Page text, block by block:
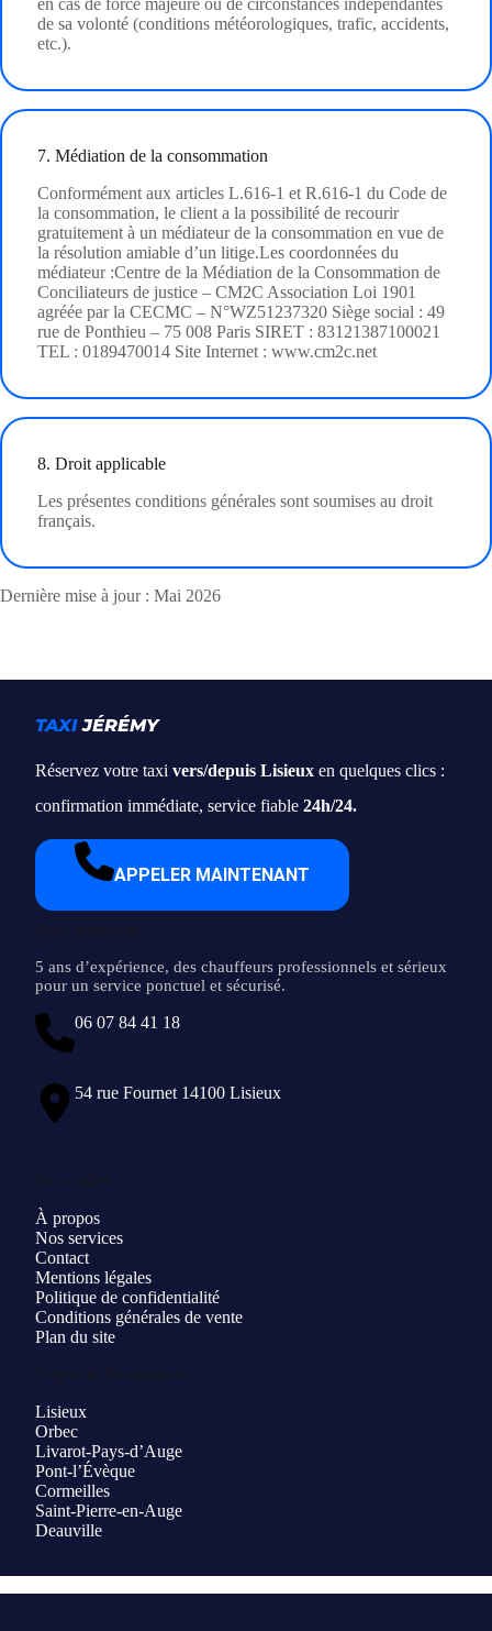
en cas de force majeure ou de circonstances indépendantes
de sa volonté (conditions météorologiques, trafic, accidents,
etc.).
7. Médiation de la consommation
Conformément aux articles L.616-1 et R.616-1 du Code de
la consommation, le client a la possibilité de recourir
gratuitement à un médiateur de la consommation en vue de
la résolution amiable d’un litige.Les coordonnées du
médiateur :Centre de la Médiation de la Consommation de
Conciliateurs de justice – CM2C Association Loi 1901
agréée par la CECMC – N°WZ51237320 Siège social : 49
rue de Ponthieu – 75 008 Paris SIRET : 83121387100021
TEL : 0189470014 Site Internet : www.cm2c.net
8. Droit applicable
Les présentes conditions générales sont soumises au droit
français.
Dernière mise à jour : Mai 2026
TAXIJÉRÉMY
Réservez votre taxi vers/depuis Lisieux en quelques clics :
confirmation immédiate, service fiable 24h/24.
APPELER MAINTENANT
5 ans d’expérience, des chauffeurs professionnels et sérieux
pour un service ponctuel et sécurisé.
06 07 84 41 18
54 rue Fournet 14100 Lisieux
À propos
Nos services
Contact
Mentions légales
Politique de confidentialité
Conditions générales de vente
Plan du site
Lisieux
Orbec
Livarot-Pays-d’Auge
Pont-l’Évèque
Cormeilles
Saint-Pierre-en-Auge
Deauville